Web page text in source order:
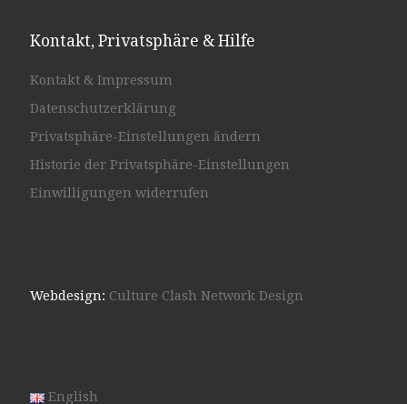
Kontakt, Privatsphäre & Hilfe
Kontakt & Impressum
Datenschutzerklärung
Privatsphäre-Einstellungen ändern
Historie der Privatsphäre-Einstellungen
Einwilligungen widerrufen
Webdesign: Culture Clash Network Design
English